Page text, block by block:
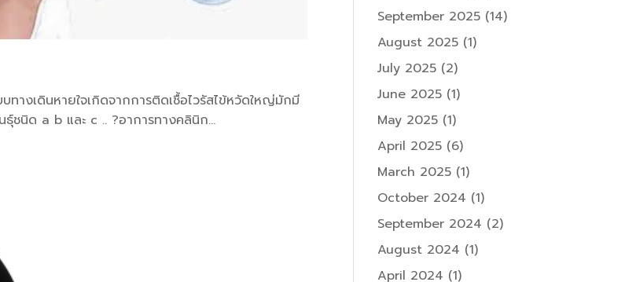
างเดินหายใจเกิดจากการติดเชื้อไวรัสไข้หวัดใหญ่มักมี
ชนิด a b และ c .. ?อาการทางคลินิก...
September 2025 (14)
August 2025 (1)
July 2025 (2)
June 2025 (1)
May 2025 (1)
April 2025 (6)
March 2025 (1)
October 2024 (1)
September 2024 (2)
August 2024 (1)
April 2024 (1)